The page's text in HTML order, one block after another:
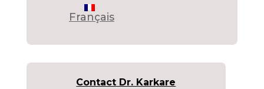
Français
Contact Dr. Karkare